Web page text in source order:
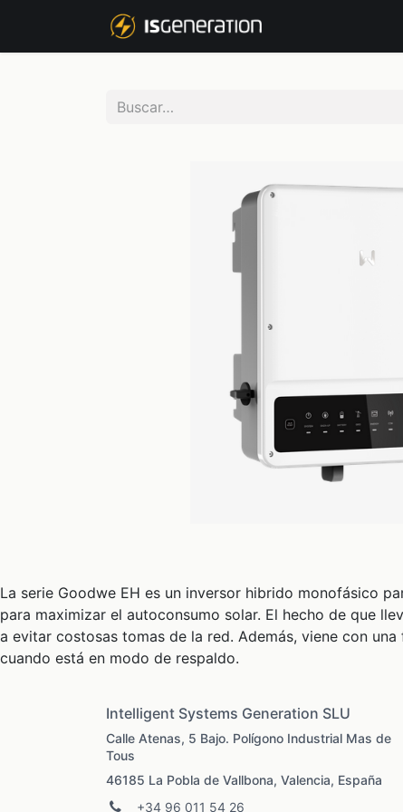
La serie Goodwe EH es un inversor hibrido monofásico
para maximizar el autoconsumo solar. El hecho de que
a evitar costosas tomas de la red. Además, viene con
cuando está en modo de respaldo.
Intelligent Systems Generation SLU
Calle Atenas, 5 Bajo. Polígono Industrial Mas de
Tous
46185 La Pobla de Vallbona, Valencia, España
+34 96 011 54 26